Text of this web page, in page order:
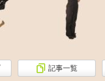
記事一覧